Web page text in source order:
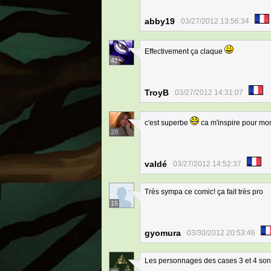
abby19 03/27/2012 13:56:34
41
Effectivement ça claque
TroyB 03/27/2012 14:31:07
28
c'est superbe ca m'inspire pour
valdé 03/27/2012 14:52:37
16
Très sympa ce comic! ça fait très pro
gyomura 03/30/2012 20:53:46
Les personnages des cases 3 et 4